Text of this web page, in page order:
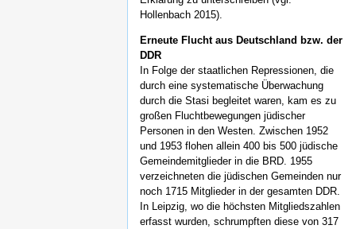
Hollenbach 2015).
Erneute Flucht aus Deutschland bzw. der
DDR
In Folge der staatlichen Repressionen, die
durch eine systematische Überwachung
durch die Stasi begleitet waren, kam es zu
großen Fluchtbewegungen jüdischer
Personen in den Westen. Zwischen 1952
und 1953 flohen allein 400 bis 500 jüdische
Gemeindemitglieder in die BRD. 1955
verzeichneten die jüdischen Gemeinden nur
noch 1715 Mitglieder in der gesamten DDR.
In Leipzig, wo die höchsten Mitgliedszahlen
erfasst wurden, schrumpften diese von 317